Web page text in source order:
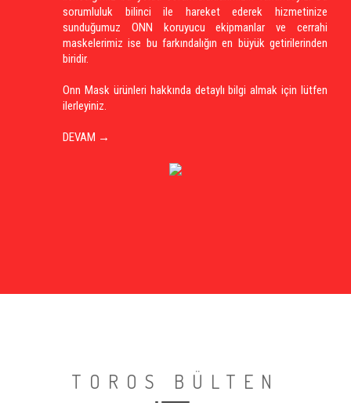
sorumluluk bilinci ile hareket ederek hizmetinize
sunduğumuz ONN koruyucu ekipmanlar ve cerrahi
maskelerimiz ise bu farkındalığın en büyük getirilerinden
biridir.
Onn Mask ürünleri hakkında detaylı bilgi almak için lütfen
ilerleyiniz.
DEVAM →
TOROS BÜLTEN